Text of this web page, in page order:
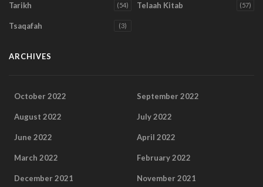
Tarikh (54) Telaah Kitab (57)
Tsaqafah (3)
ARCHIVES
October 2022 September 2022
August 2022 July 2022
June 2022 April 2022
March 2022 February 2022
December 2021 November 2021